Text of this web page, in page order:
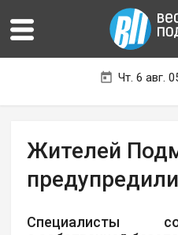
Чт. 6 авг.
Жителей
Специалисты